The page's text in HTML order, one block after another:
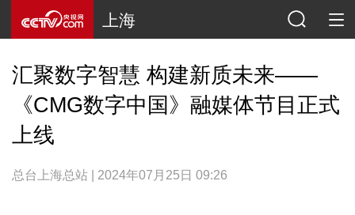
上海
汇聚数字智慧 构建新质未来——
《CMG数字中国》融媒体节目正式
上线
总台上海总站 | 2024年07月25日 09:26